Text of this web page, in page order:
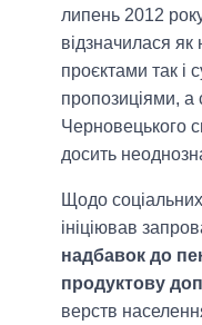
липень 2012
відзначилася
проєктами так і
пропозиціями, а
Черновецького
досить
Щодо
ініціював
надбавок до
продуктову
верств